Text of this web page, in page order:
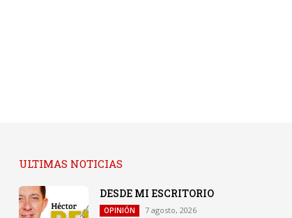
ULTIMAS NOTICIAS
DESDE MI ESCRITORIO
OPINIÓN 7 agosto, 2026